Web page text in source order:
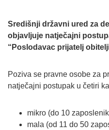
Središnji državni ured za
objavljuje natječajni
“Poslodavac prijatelj
Poziva se pravne osobe za
natječajni postupak u četiri
mikro (do 10
mala (od 11 do 50